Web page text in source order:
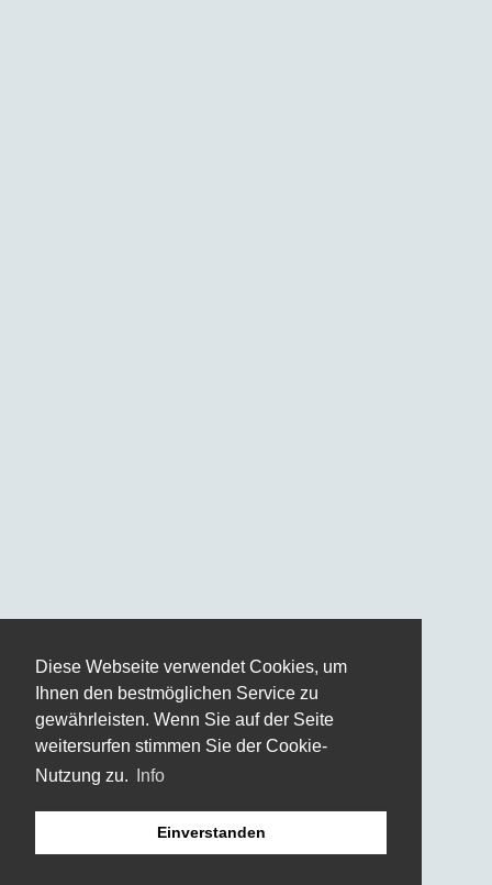
Diese Webseite verwendet Cookies, um
Ihnen den bestmöglichen Service zu
gewährleisten. Wenn Sie auf der Seite
weitersurfen stimmen Sie der Cookie-
Nutzung zu.
Info
Einverstanden